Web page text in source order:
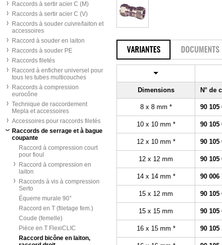
Raccords à sertir acier C (M)
Raccords à sertir acier C (V)
Raccords à souder cuivre/laiton et
accessoires
Raccord à souder en laiton
Raccords à souder PE
Raccords filetés
Raccord à enficher universel pour
tous les tubes multicouches
Raccords à compression
eurocône
Technique de raccordement
Mepla et accessoires
Accessoires pour raccords filetés
Raccords de serrage et à bague
coupante
Raccord à compression court
pour fioul
Raccord à compression en
laiton
Raccords à vis à compression
Serto
Équerre murale 90°
Raccord en T (filetage fem.)
Coude (femelle)
Pièce en T FlexiCLIC
Raccord bicône en laiton,
VARIANTES DOCUMENTS
Dimensions N° de
8 x 8 mm * 90 105
10 x 10 mm * 90 105
12 x 10 mm * 90 105
12 x 12 mm 90 105
14 x 14 mm * 90 006
15 x 12 mm 90 105
15 x 15 mm 90 105
16 x 15 mm * 90 105